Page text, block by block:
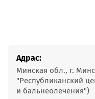
Адрас:
Минская обл., г.
"Республиканский
и бальнеолечения")